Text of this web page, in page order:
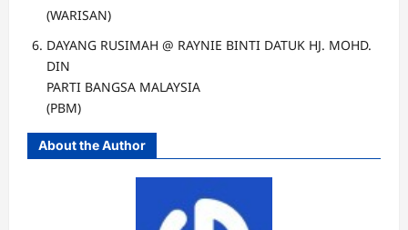
(WARISAN)
DAYANG RUSIMAH @ RAYNIE BINTI DATUK HJ. MOHD.
DIN
PARTI BANGSA MALAYSIA
(PBM)
About the Author